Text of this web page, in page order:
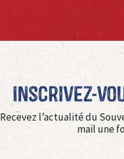
Inscrivez-
Recevez l’actualité du
mail une